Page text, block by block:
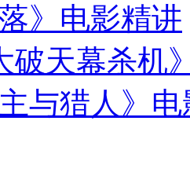
》电影精讲
破天幕杀机
主与猎人》